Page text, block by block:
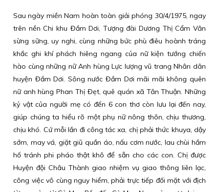
Sau ngày miền Nam hoàn toàn giải phóng 30/4/1975, ngay
trên nền Chi khu Đầm Dơi, Tượng đài Dương Thị Cẩm Vân
sừng sững, uy nghi, cùng những bức phù điêu hoành tráng
khắc ghi khí phách hiêng ngang của nữ kiện tướng chiến
hào cùng những nữ Anh hùng Lực lượng vũ trang Nhân dân
huyện Đầm Dơi. Sông nước Đầm Dơi mãi mãi không quên
nữ anh hùng Phan Thị Đẹt, quê quán xã Tân Thuận. Những
kỷ vật của người mẹ có đến 6 con thơ còn lưu lại đến nay,
giúp chúng ta hiểu rõ một phụ nữ nông thôn, chịu thương,
chịu khó. Cứ mỗi lần đi công tác xa, chị phải thức khuya, dậy
sớm, may vá, giặt giũ quần áo, nấu cơm nước, lau chùi hầm
hố tránh phi pháo thật khô để sẵn cho các con. Chị được
Huyện đội Châu Thành giao nhiệm vụ giao thông liên lạc,
công việc vô cùng nguy hiểm, phải trực tiếp đối mặt với địch